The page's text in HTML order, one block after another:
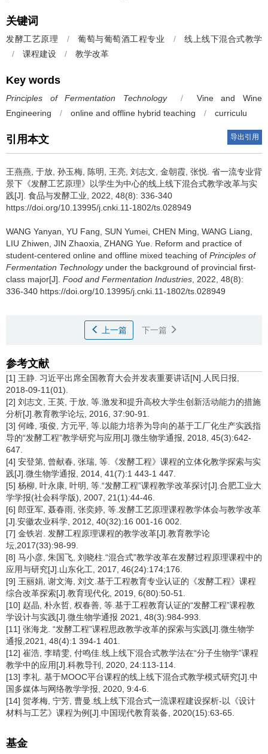
关键词
发酵工艺原理 / 葡萄与葡萄酒工程专业 /
线上线下混合式教学
/
课程建设 / 教学改革
Key words
Principles of Fermentation Technology /
Vine and Wine
Engineering
/ online and offline hybrid teaching / curriculu
引用本文 导出引用
王燕燕 于放 孙玉梅 陈明 王亮 刘志文 金朝霞 张悦 省一流专业背
景下《发酵工艺原理》以学生为中心的线上线下混合式教学改革与实
践[J]. 食品与发酵工业, 2022, 48(8): 336-340
https://doi.org/10.13995/j.cnki.11-1802/ts.028949
WANG Yanyan YU Fang SUN Yumei CHEN Ming WANG Liang
LIU Zhiwen JIN Zhaoxia ZHANG Yue Reform and practice of
student-centered online and offline mixed teaching of Principles of
Fermentation Technologyunder the background of provincial first-
class major[J]. Food and Fermentation Industries , 2022, 48(8):
336-340 https://doi.org/10.13995/j.cnki.11-1802/ts.028949
上一篇 下一篇
参考文献
[1] 王静. 习近平出席全国教育大会并发表重要讲话[N].人民日报,
2018-09-11(01).
[2] 刘志文, 王英, 于放, 等.激发和提升高校大学生创新活动能力的措施
分析[J].教育教学论坛, 2016, 37:90-91.
[3] 何峰, 项俊, 方元平, 等.以能力培养为导向的基于工厂化生产实践指
导的“发酵工程”教学研究与应用[J].微生物学通报, 2018, 45(3):642-
647.
[4] 安登第, 曾献春, 张瑞, 等.《发酵工程》课程的立体化教学探索与实
践[J].微生物学通报, 2014, 41(7):1 443-1 447.
[5] 杨柳, 叶永康, 叶明, 等.“发酵工程”课程教学改革探讨[J].合肥工业大
学学报(社会科学版), 2007, 21(1):44-46.
[6] 郎亚军, 聂春雨, 张奕婷, 等.发酵工艺原理课程教学体会与教学改革
[J].安徽农业科学, 2012, 40(32):16 001-16 002.
[7] 金铁岩. 发酵工程原理课程的教学改革[J].教育教学论
坛,2017(33):98-99.
[8] 马小彦, 朱国飞, 刘晓柱.“混合式”教学改革在发酵过程原理课程中的
应用与研究[J].山东化工, 2017, 46(24):174;176.
[9] 王丽娟, 谢文海, 刘文.基于工程教育专业认证的《发酵工程》课程
综合改革探索[J].教育现代化, 2019, 6(80):50-51.
[10] 赵晶, 朴永哲, 权春善, 等.基于工程教育认证的“发酵工程”课程教
学设计与实践[J].微生物学通报 2021, 48(3):984-993.
[11] 张海龙. “发酵工程”课程思政教学改革的探索与实践[J].微生物学
通报,2021, 48(4):1 394-1 401.
[12] 崔浩, 李晴雯, 付鸣佳.线上线下混合式教学法在“分子生物学”课程
教学中的应用[J].科教导刊, 2020, 24:113-114.
[13] 李礼. 基于MOOC平台课程的线上线下混合式教学模式研究[J].中
国多媒体与网络教学学报, 2020, 9:4-6.
[14] 贺孝梅, 宁芳, 曹曼.线上线下混合式一流课程建设探析-以《设计
材料与工艺》课程为例[J].中国现代教育装备, 2020(15):63-65.
基金